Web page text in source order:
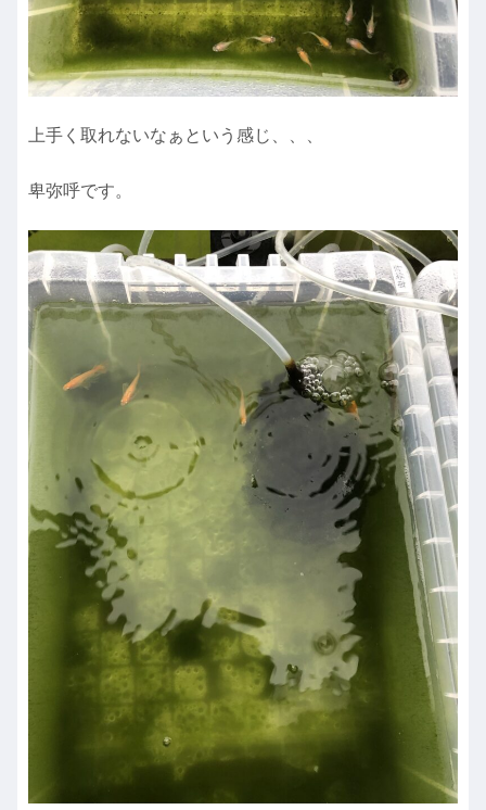
上手く取れないなぁという感じ、、、
卑弥呼です。